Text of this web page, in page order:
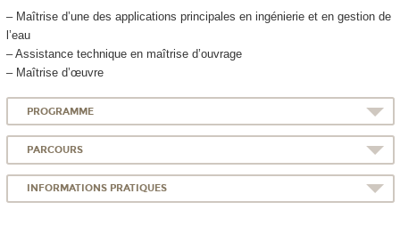
– Maîtrise d’une des applications principales en ingénierie et en gestion de
l’eau
– Assistance technique en maîtrise d’ouvrage
– Maîtrise d’œuvre
PROGRAMME
PARCOURS
INFORMATIONS PRATIQUES